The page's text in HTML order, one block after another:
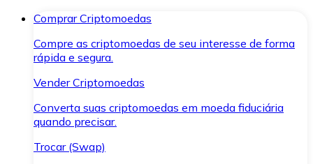
Comprar Criptomoedas
Compre as criptomoedas de seu interesse de forma
rápida e segura.
Vender Criptomoedas
Converta suas criptomoedas em moeda fiduciária
quando precisar.
Trocar (Swap)